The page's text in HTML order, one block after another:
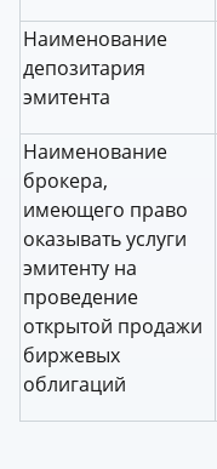
Наименование
депозитария
эмитента
Наименование
брокера,
имеющего право
оказывать услуги
эмитенту на
проведение
открытой продажи
биржевых
облигаций